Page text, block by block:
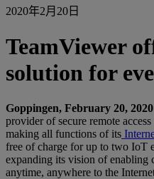
2020年2月20日
TeamViewer
solution for
Goppingen, February 20, 2020
provider of secure remote
making all functions of its
free of charge for up to two IoT
expanding its vision of enabling
anytime, anywhere to the